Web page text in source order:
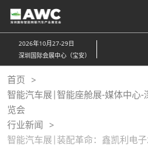
直
接
跳
至
内
容
2026年10月27-29日
深圳国际会展中心（宝安）
首页
智能汽车展|智能座舱展-媒体中心-
览会
行业新闻
智能汽车展|装配革命：鑫凯利电